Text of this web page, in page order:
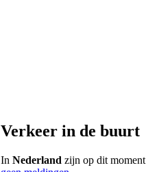
Verkeer in de buurt
In Nederland zijn op dit moment